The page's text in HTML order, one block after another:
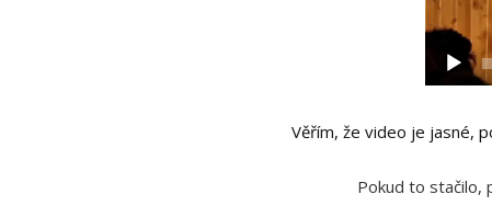
Věřím, že video je jasné,
Pokud to stačilo,